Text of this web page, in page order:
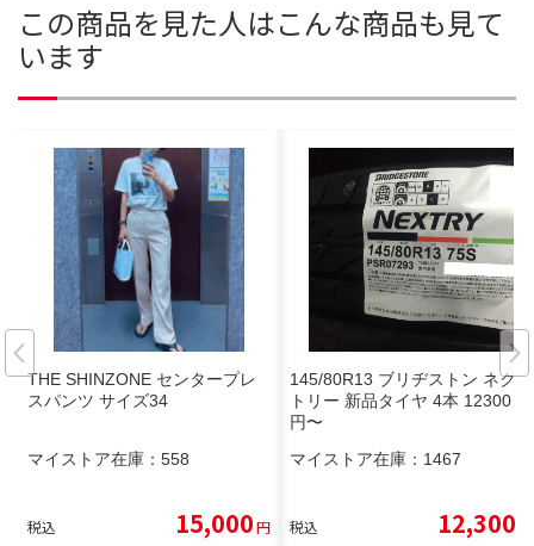
この商品を見た人はこんな商品も見て
います
THE SHINZONE センタープレ
スパンツ サイズ34
マイストア在庫： 558
税込 15,000円
145/80R13 ブリヂストン ネクス
トリー 新品タイヤ 4本 12300
円〜
マイストア在庫： 1467
税込 12,300